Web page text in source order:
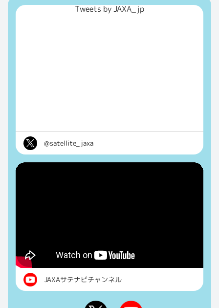
Tweets by JAXA_jp
@satellite_jaxa
JAXAサテナビチャンネル